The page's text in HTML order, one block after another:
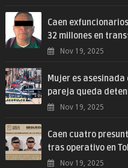
Caen
32 millones en
Nov 19, 2025
Mujer es
pareja queda
Nov 19, 2025
Caen cuatro
tras operativo en
Nov 19, 2025